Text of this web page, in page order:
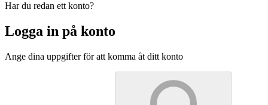
Har du redan ett konto?
Logga in på konto
Ange dina uppgifter för att komma åt ditt konto